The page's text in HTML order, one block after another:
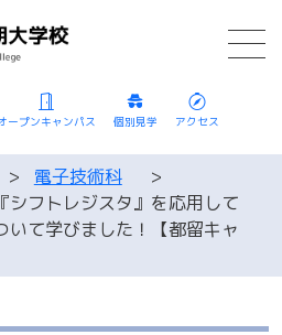
ープンキャンパス 個別見学 アクセス
> 電子技術科
>
シフトレジスタ』を応用して
いて学びました！【都留キャ